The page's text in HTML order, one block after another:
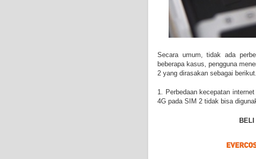
Secara umum, tidak ada
beberapa kasus, pengguna
2 yang dirasakan sebagai berikut.
1. Perbedaan kecepatan
4G pada SIM 2 tidak bisa
BELI